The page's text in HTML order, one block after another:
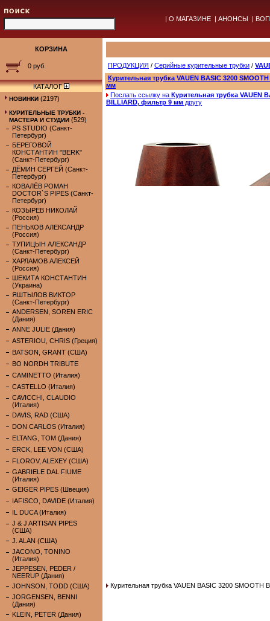
| О МАГАЗИНЕ | АНОНСЫ |
КОРЗИНА
0 руб.
КАТАЛОГ
НОВИНКИ (2197)
КУРИТЕЛЬНЫЕ ТРУБКИ -
МАСТЕРА И СТУДИИ (529)
PS STUDIO (Санкт-
Петербург)
БЕРЕГОВОЙ
КОНСТАНТИН "BERK"
(Санкт-Петербург)
ДЁМИН СЕРГЕЙ (Санкт-
Петербург)
КОВАЛЁВ РОМАН
DOCTOR`S PIPES (Санкт-
Петербург)
КОЗЫРЕВ НИКОЛАЙ
(Россия)
ПЕНЬКОВ АЛЕКСАНДР
(Россия)
ТУПИЦЫН АЛЕКСАНДР
(Санкт-Петербург)
ХАРЛАМОВ АЛЕКСЕЙ
(Россия)
ШЕКИТА КОНСТАНТИН
(Украина)
ЯШТЫЛОВ ВИКТОР
(Санкт-Петербург)
ANDERSEN, SOREN ERIC
(Дания)
ANNE JULIE (Дания)
ASTERIOU, CHRIS (Греция)
BATSON, GRANT (США)
BO NORDH TRIBUTE
CAMINETTO (Италия)
CASTELLO (Италия)
CAVICCHI, CLAUDIO
(Италия)
DAVIS, RAD (США)
DON CARLOS (Италия)
ELTANG, TOM (Дания)
ERCK, LEE VON (США)
FLOROV, ALEXEY (США)
GABRIELE DAL FIUME
(Италия)
GEIGER PIPES (Швеция)
IAFISCO, DAVIDE (Италия)
IL DUCA (Италия)
J & J ARTISAN PIPES
(США)
J. ALAN (США)
JACONO, TONINO
(Италия)
JEPPESEN, PEDER /
NEERUP (Дания)
JOHNSON, TODD (США)
JORGENSEN, BENNI
(Дания)
KLEIN, PETER (Дания)
ПРОДУКЦИЯ / Серийные курительные трубки /
Курительная трубка VAUEN BASIC 3200
мм
Послать ссылку на Курительная трубка VAUEN
BILLIARD, фильтр 9 мм другу
Курительная трубка VAUEN BASIC 3200 SMOOTH